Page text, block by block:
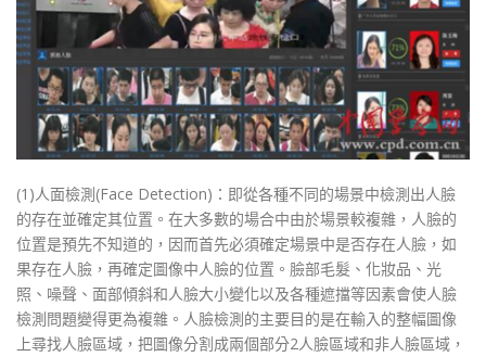
(1)人面檢測(Face Detection)：即從各種不同的場景中檢測出人臉
的存在並確定其位置。在大多數的場合中由於場景較複雜，人臉的
位置是預先不知道的，因而首先必須確定場景中是否存在人臉，如
果存在人臉，再確定圖像中人臉的位置。臉部毛髮、化妝品、光
照、噪聲、面部傾斜和人臉大小變化以及各種遮擋等因素會使人臉
檢測問題變得更為複雜。人臉檢測的主要目的是在輸入的整幅圖像
上尋找人臉區域，把圖像分割成兩個部分2人臉區域和非人臉區域，